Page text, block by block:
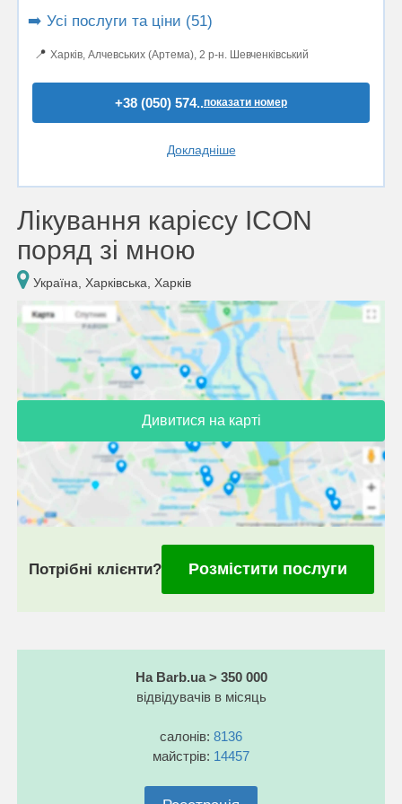
➡️ Усі послуги та ціни (51)
📍 Харків, Алчевських (Артема), 2 р-н. Шевченківський
+38 (050) 574..показати номер
Докладніше
Лікування карієсу ICON
поряд зі мною
Україна, Харківська, Харків
Дивитися на карті
Потрібні клієнти? Розмістити послуги
На Barb.ua > 350 000
відвідувачів в місяць
салонів: 8136
майстрів: 14457